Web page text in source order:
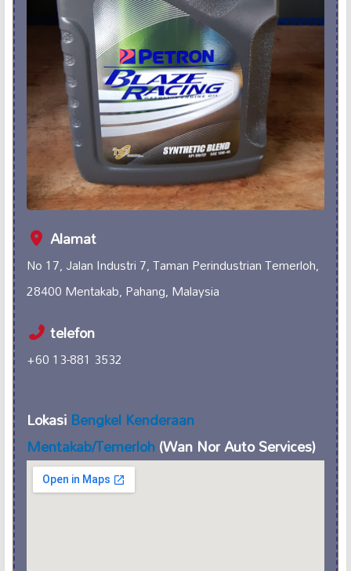
Alamat
No 17, Jalan Industri 7, Taman Perindustrian Temerloh,
28400 Mentakab, Pahang, Malaysia
telefon
+60 13-881 3532
LokasiBengkel Kenderaan
Mentakab/Temerloh(Wan Nor Auto Services)